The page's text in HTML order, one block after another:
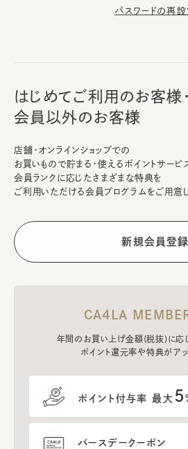
パスワードの再設
はじめてご利用のお客様・
会員以外のお客様
店舗・オンラインショップでの
お買いもので貯まる・使えるポイントサービス
会員ランクに応じたさまざまな特典を
ご利用いただける会員プログラムをご用意
CA4LA
年間のお買い上げ金額(税抜)に応
ポイント還元率や特典がアッ
ポイント付与率 最大 5
バースデークーポン